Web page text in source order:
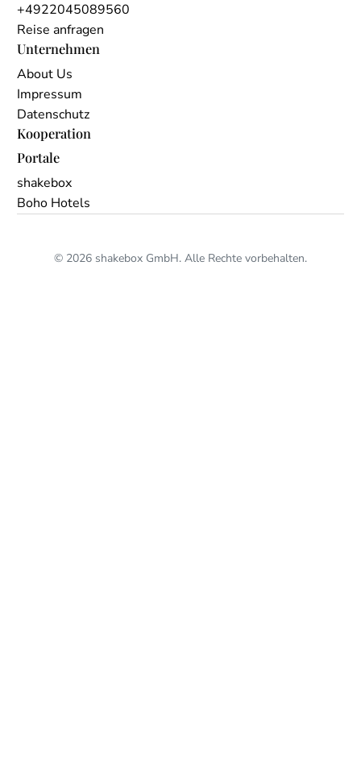
+4922045089560
Reise anfragen
Unternehmen
About Us
Impressum
Datenschutz
Kooperation
Portale
shakebox
Boho Hotels
© 2026 shakebox GmbH. Alle Rechte vorbehalten.